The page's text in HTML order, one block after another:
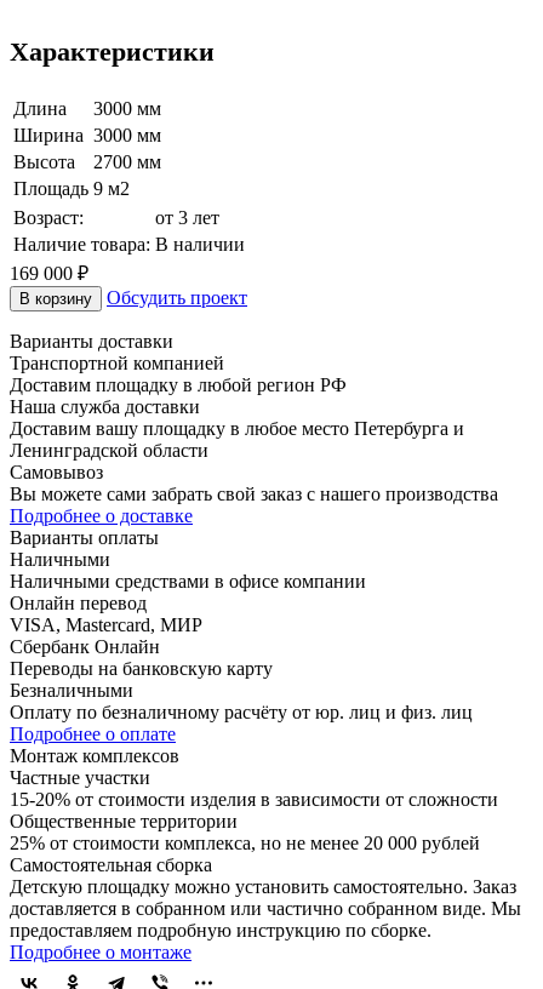
Характеристики
Длина
3000 мм
Ширина 3000 мм
Высота
2700 мм
Площадь 9 м2
Возраст:
от 3 лет
Наличие товара: В наличии
169 000 ₽
В корзину Обсудить проект
Варианты доставки
Транспортной компанией
Доставим площадку в любой регион РФ
Наша служба доставки
Доставим вашу площадку в любое место Петербурга и
Ленинградской области
Самовывоз
Вы можете сами забрать свой заказ с нашего производства
Подробнее о доставке
Варианты оплаты
Наличными
Наличными средствами в офисе компании
Онлайн перевод
VISA, Mastercard, МИР
Сбербанк Онлайн
Переводы на банковскую карту
Безналичными
Оплату по безналичному расчёту от юр. лиц и физ. лиц
Подробнее о оплате
Монтаж комплексов
Частные участки
15-20% от стоимости изделия в зависимости от сложности
Общественные территории
25% от стоимости комплекса, но не менее 20 000 рублей
Самостоятельная сборка
Детскую площадку можно установить самостоятельно. Заказ
доставляется в собранном или частично собранном виде. Мы
предоставляем подробную инструкцию по сборке.
Подробнее о монтаже